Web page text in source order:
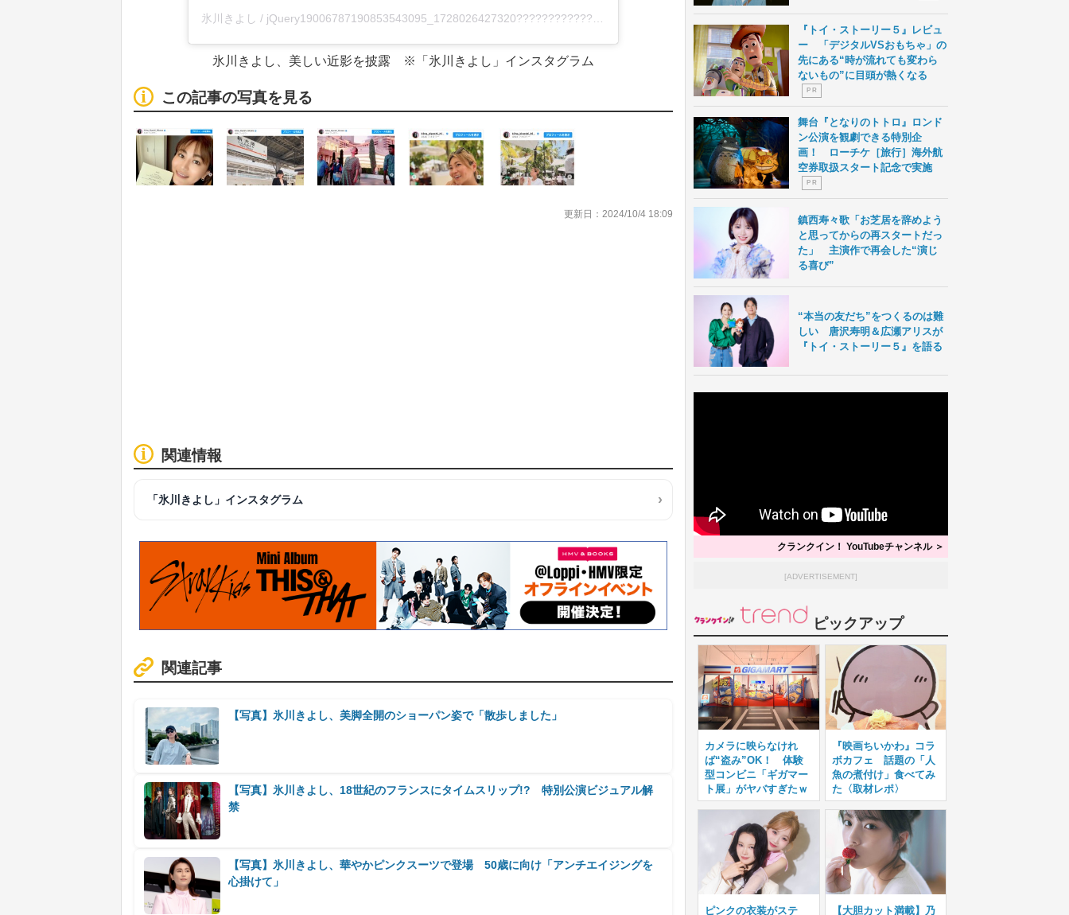
氷川きよし、美しい近影を披露 ※「氷川きよし」インスタグラム
この記事の写真を見る
更新日：2024/10/4 18:09
関連情報
「氷川きよし」インスタグラム
関連記事
【写真】氷川きよし、美脚全開のショーパン姿で「散歩しました」
【写真】氷川きよし、18世紀のフランスにタイムスリップ!? 特別公演ビジュアル解
禁
【写真】氷川きよし、華やかピンクスーツで登場 50歳に向け「アンチエイジングを
心掛けて」
『トイ・ストーリー５』レビュ
ー 「デジタルVSおもちゃ」の
先にある“時が流れても変わら
ないもの”に目頭が熱くなる
P R
舞台『となりのトトロ』ロンド
ン公演を観劇できる特別企
画！ ローチケ［旅行］海外航
空券取扱スタート記念で実施
P R
鎮西寿々歌「お芝居を辞めよう
と思ってからの再スタートだっ
た」 主演作で再会した“演じ
る喜び”
“本当の友だち”をつくるのは難
しい 唐沢寿明＆広瀬アリスが
『トイ・ストーリー５』を語る
クランクイン！ YouTubeチャンネル ＞
[ADVERTISEMENT]
ピックアップ
カメラに映らなけれ
ば“盗み”OK！ 体験
型コンビニ「ギガマー
ト展」がヤバすぎたｗ
『映画ちいかわ』コラ
ボカフェ 話題の「人
魚の煮付け」食べてみ
た〈取材レポ〉
ピンクの衣装がステ 【大胆カット満載】乃